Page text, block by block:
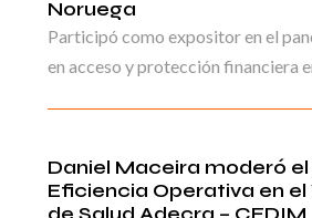
Noruega
Participó como expositor en el
en acceso y protección financiera
Daniel Maceira moderó
Eficiencia Operativa en el